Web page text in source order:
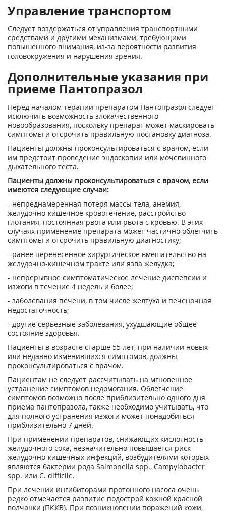
Управление транспортом
Следует воздержаться от управления транспортными
средствами и другими механизмами, требующими
повышенного внимания, из-за вероятности развития
головокружения и нарушения зрения.
Дополнительные указания при
приеме Пантопразол
Перед началом терапии препаратом Пантопразол следует
исключить возможность злокачественного
новообразования, поскольку препарат может маскировать
симптомы и отсрочить правильную постановку диагноза.
Пациенты должны проконсультироваться с врачом, если
им предстоит проведение эндоскопии или мочевинного
дыхательного теста.
Пациенты должны проконсультироваться с врачом, если
имеются следующие случаи:
- непреднамеренная потеря массы тела, анемия,
желудочно-кишечное кровотечение, расстройство
глотания, постоянная рвота или рвота с кровью. В этих
случаях применение препарата может частично облегчить
симптомы и отсрочить правильную диагностику;
- ранее перенесенное хирургическое вмешательство на
желудочно-кишечном тракте или язва желудка;
- непрерывное симптоматическое лечение диспепсии и
изжоги в течение 4 недель и более;
- заболевания печени, в том числе желтуха и печеночная
недостаточность;
- другие серьезные заболевания, ухудшающие общее
состояние здоровья.
Пациенты в возрасте старше 55 лет, при наличии новых
или недавно изменившихся симптомов, должны
проконсультироваться с врачом.
Пациентам не следует рассчитывать на мгновенное
устранение симптомов недомогания. Облегчение
симптомов возможно после приблизительно одного дня
приема пантопразола, также необходимо учитывать, что
для полного устранения изжоги может понадобиться
приблизительно 7 дней.
При применении препаратов, снижающих кислотность
желудочного сока, незначительно повышается риск
желудочно-кишечных инфекций, возбудителями которых
являются бактерии рода Salmonella spp., Campylobacter
spp. или C. difficile.
При лечении ингибиторами протонного насоса очень
редко отмечается развитие подострой кожной красной
волчанки (ПККВ). При возникновении поражений кожи,